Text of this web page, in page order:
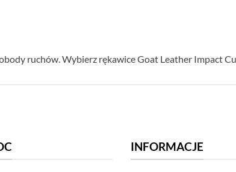
ruchów. Wybierz rękawice Goat Leather Impact
INFORMACJE